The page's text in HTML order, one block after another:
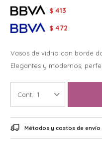
$ 413
$ 472
Vasos de vidrio con borde
Elegantes y modernos,
1
Métodos y costos de envío